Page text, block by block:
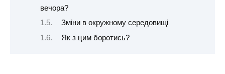
вечора?
Зміни в окружному середовищі
Як з цим боротись?